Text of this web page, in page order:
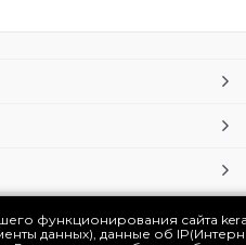
функционирования сайта
данных), данные об